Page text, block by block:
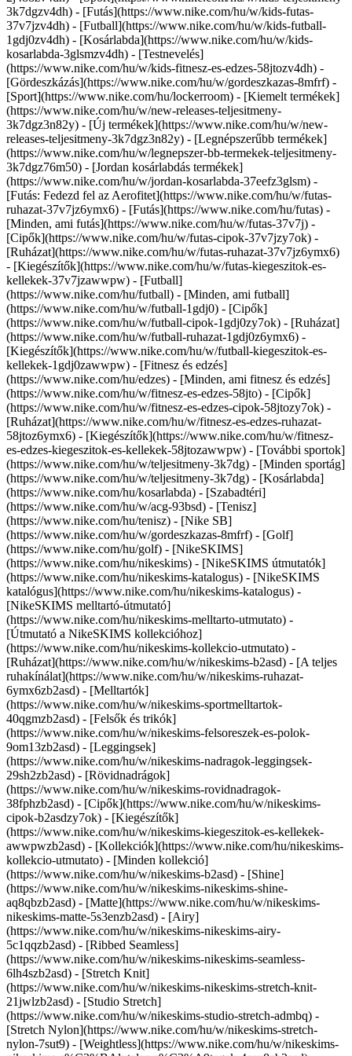
3k7dgzv4dh) - [Futás](https://www.nike.com/hu/w/kids-futas-
37v7jzv4dh) - [Futball](https://www.nike.com/hu/w/kids-futball-
1gdj0zv4dh) - [Kosárlabda](https://www.nike.com/hu/w/kids-
kosarlabda-3glsmzv4dh) - [Testnevelés]
(https://www.nike.com/hu/w/kids-fitnesz-es-edzes-58jtozv4dh) -
[Gördeszkázás](https://www.nike.com/hu/w/gordeszkazas-8mfrf) -
[Sport](https://www.nike.com/hu/lockerroom) - [Kiemelt termékek]
(https://www.nike.com/hu/w/new-releases-teljesitmeny-
3k7dgz3n82y) - [Új termékek](https://www.nike.com/hu/w/new-
releases-teljesitmeny-3k7dgz3n82y) - [Legnépszerűbb termékek]
(https://www.nike.com/hu/w/legnepszer-bb-termekek-teljesitmeny-
3k7dgz76m50) - [Jordan kosárlabdás termékek]
(https://www.nike.com/hu/w/jordan-kosarlabda-37eefz3glsm) -
[Futás: Fedezd fel az Aerofitet](https://www.nike.com/hu/w/futas-
ruhazat-37v7jz6ymx6) - [Futás](https://www.nike.com/hu/futas) -
[Minden, ami futás](https://www.nike.com/hu/w/futas-37v7j) -
[Cipők](https://www.nike.com/hu/w/futas-cipok-37v7jzy7ok) -
[Ruházat](https://www.nike.com/hu/w/futas-ruhazat-37v7jz6ymx6)
- [Kiegészítők](https://www.nike.com/hu/w/futas-kiegeszitok-es-
kellekek-37v7jzawwpw) - [Futball]
(https://www.nike.com/hu/futball) - [Minden, ami futball]
(https://www.nike.com/hu/w/futball-1gdj0) - [Cipők]
(https://www.nike.com/hu/w/futball-cipok-1gdj0zy7ok) - [Ruházat]
(https://www.nike.com/hu/w/futball-ruhazat-1gdj0z6ymx6) -
[Kiegészítők](https://www.nike.com/hu/w/futball-kiegeszitok-es-
kellekek-1gdj0zawwpw) - [Fitnesz és edzés]
(https://www.nike.com/hu/edzes) - [Minden, ami fitnesz és edzés]
(https://www.nike.com/hu/w/fitnesz-es-edzes-58jto) - [Cipők]
(https://www.nike.com/hu/w/fitnesz-es-edzes-cipok-58jtozy7ok) -
[Ruházat](https://www.nike.com/hu/w/fitnesz-es-edzes-ruhazat-
58jtoz6ymx6) - [Kiegészítők](https://www.nike.com/hu/w/fitnesz-
es-edzes-kiegeszitok-es-kellekek-58jtozawwpw) - [További sportok]
(https://www.nike.com/hu/w/teljesitmeny-3k7dg) - [Minden sportág]
(https://www.nike.com/hu/w/teljesitmeny-3k7dg) - [Kosárlabda]
(https://www.nike.com/hu/kosarlabda) - [Szabadtéri]
(https://www.nike.com/hu/w/acg-93bsd) - [Tenisz]
(https://www.nike.com/hu/tenisz) - [Nike SB]
(https://www.nike.com/hu/w/gordeszkazas-8mfrf) - [Golf]
(https://www.nike.com/hu/golf) - [NikeSKIMS]
(https://www.nike.com/hu/nikeskims) - [NikeSKIMS útmutatók]
(https://www.nike.com/hu/nikeskims-katalogus) - [NikeSKIMS
katalógus](https://www.nike.com/hu/nikeskims-katalogus) -
[NikeSKIMS melltartó-útmutató]
(https://www.nike.com/hu/nikeskims-melltarto-utmutato) -
[Útmutató a NikeSKIMS kollekcióhoz]
(https://www.nike.com/hu/nikeskims-kollekcio-utmutato) -
[Ruházat](https://www.nike.com/hu/w/nikeskims-b2asd) - [A teljes
ruhakínálat](https://www.nike.com/hu/w/nikeskims-ruhazat-
6ymx6zb2asd) - [Melltartók]
(https://www.nike.com/hu/w/nikeskims-sportmelltartok-
40qgmzb2asd) - [Felsők és trikók]
(https://www.nike.com/hu/w/nikeskims-felsoreszek-es-polok-
9om13zb2asd) - [Leggingsek]
(https://www.nike.com/hu/w/nikeskims-nadragok-leggingsek-
29sh2zb2asd) - [Rövidnadrágok]
(https://www.nike.com/hu/w/nikeskims-rovidnadragok-
38fphzb2asd) - [Cipők](https://www.nike.com/hu/w/nikeskims-
cipok-b2asdzy7ok) - [Kiegészítők]
(https://www.nike.com/hu/w/nikeskims-kiegeszitok-es-kellekek-
awwpwzb2asd) - [Kollekciók](https://www.nike.com/hu/nikeskims-
kollekcio-utmutato) - [Minden kollekció]
(https://www.nike.com/hu/w/nikeskims-b2asd) - [Shine]
(https://www.nike.com/hu/w/nikeskims-nikeskims-shine-
aq8qbzb2asd) - [Matte](https://www.nike.com/hu/w/nikeskims-
nikeskims-matte-5s3enzb2asd) - [Airy]
(https://www.nike.com/hu/w/nikeskims-nikeskims-airy-
5c1qqzb2asd) - [Ribbed Seamless]
(https://www.nike.com/hu/w/nikeskims-nikeskims-seamless-
6lh4szb2asd) - [Stretch Knit]
(https://www.nike.com/hu/w/nikeskims-nikeskims-stretch-knit-
21jwlzb2asd) - [Studio Stretch]
(https://www.nike.com/hu/w/nikeskims-studio-stretch-admbq) -
[Stretch Nylon](https://www.nike.com/hu/w/nikeskims-stretch-
nylon-7sut9) - [Weightless](https://www.nike.com/hu/w/nikeskims-